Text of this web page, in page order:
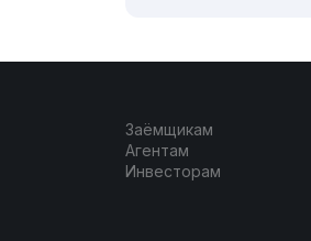
Заёмщикам
Агентам
Инвесторам